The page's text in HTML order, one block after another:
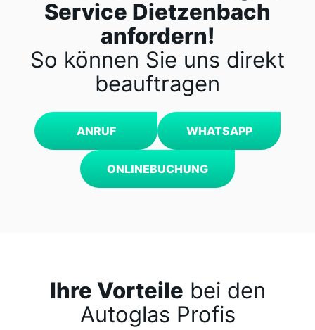
Service Dietzenbach
anfordern!
So können Sie uns direkt
beauftragen
ANRUF WHATSAPP
ONLINEBUCHUNG
Ihre Vorteile bei den
Autoglas Profis